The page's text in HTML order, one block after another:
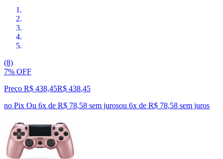
(8)
7% OFF
Preço R$ 438,45R$ 438,45
no Pix Ou 6x de R$ 78,58 sem jurosou 6x de R$ 78,58 sem juros